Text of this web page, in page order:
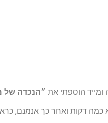
הוספתי את ״הנכדה של
דקות ואחר כך אנמנם,